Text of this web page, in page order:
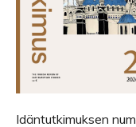
Idäntutkimuksen